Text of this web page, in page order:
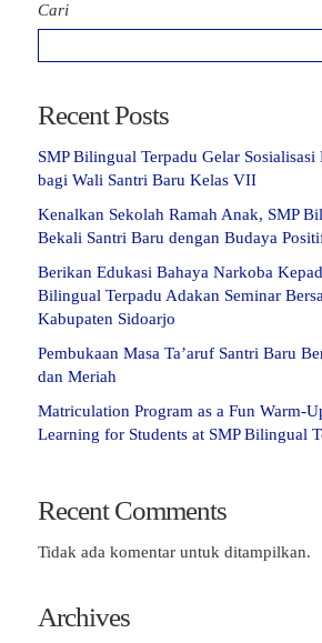
Cari
Recent Posts
SMP Bilingual Terpadu Gelar Sosialisasi
bagi Wali Santri Baru Kelas VII
Kenalkan Sekolah Ramah Anak, SMP
Bekali Santri Baru dengan Budaya
Berikan Edukasi Bahaya Narkoba
Bilingual Terpadu Adakan Seminar
Kabupaten Sidoarjo
Pembukaan Masa Ta’aruf Santri Baru
dan Meriah
Matriculation Program as a Fun Warm-
Learning for Students at SMP Bilingual
Recent Comments
Tidak ada komentar untuk ditampilkan.
Archives